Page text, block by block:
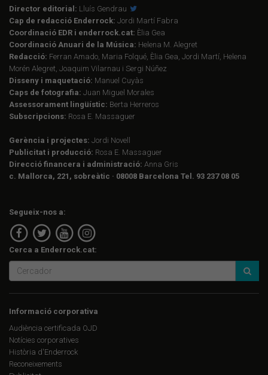
Director editorial: Lluís Gendrau
Cap de redacció Enderrock: Jordi Martí Fabra
Coordinació EDR i enderrock.cat: Èlia Gea
Coordinació Anuari de la Música: Helena M. Alegret
Redacció: Ferran Amado, Maria Folqué, Èlia Gea, Jordi Martí, Helena
Morén Alegret, Joaquim Vilarnau i Sergi Núñez
Disseny i maquetació: Manuel Cuyàs
Caps de fotografia: Juan Miguel Morales
Assessorament lingüístic: Berta Herreros
Subscripcions: Rosa E. Massaguer
Gerència i projectes: Jordi Novell
Publicitat i producció: Rosa E. Massaguer
Direcció financera i administració: Anna Gris
c. Mallorca, 221, sobreàtic · 08008 Barcelona Tel. 93 237 08 05
Segueix-nos a:
Cerca a Enderrock.cat:
Informació corporativa
Audiència certificada OJD
Notícies corporatives
Història d'Enderrock
Reconeixements